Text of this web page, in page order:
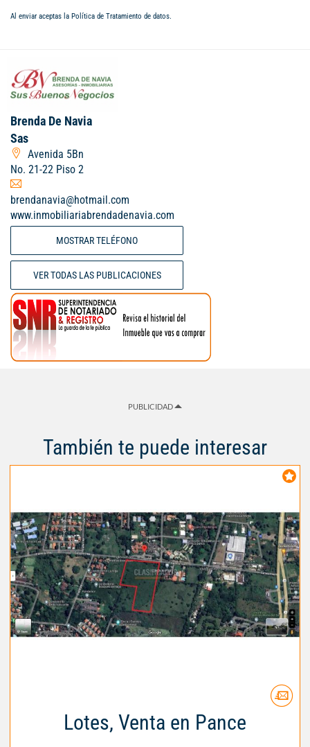
Al enviar aceptas la Política de Tratamiento de datos.
Brenda De Navia
Sas
Avenida 5Bn
No. 21-22 Piso 2
brendanavia@hotmail.com
www.inmobiliariabrendadenavia.com
MOSTRAR TELÉFONO
VER TODAS LAS PUBLICACIONES
PUBLICIDAD
También te puede interesar
Lotes, Venta en Pance